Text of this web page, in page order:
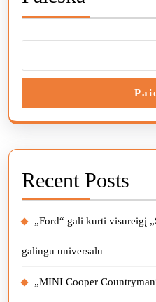
Recent Posts
„Ford“ gali kurti visureigį
galingu universalu
„MINI Cooper